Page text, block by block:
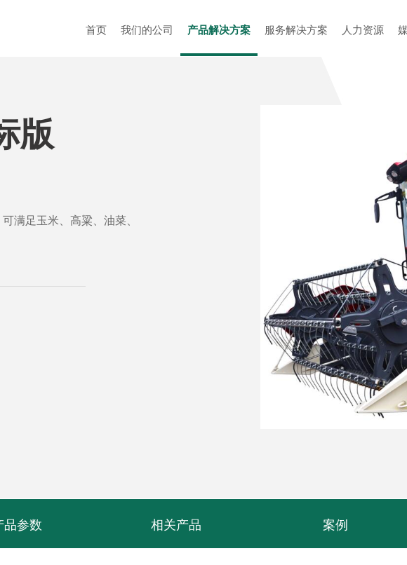
首页 我们的公司 产品解决方案 服务解决方案 人力资源
版
满足玉米、高粱、油菜、
品参数 相关产品 案例